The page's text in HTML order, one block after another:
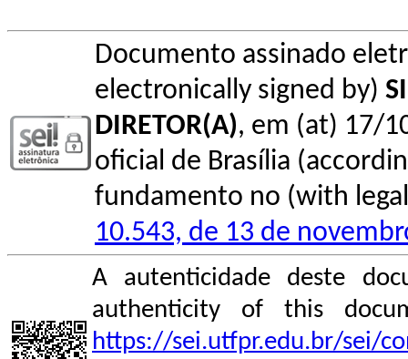
Documento assinado
electronically signed by)
DIRETOR(A), em (at) 17/
oficial de Brasília
fundamento no (with
10.543, de 13 de
A autenticidade deste
authenticity of this
https://sei.utfpr.edu.br/sei/